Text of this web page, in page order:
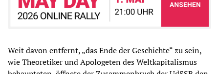
Weit davon entfernt, „das Ende der Geschichte“ zu sein,
wie Theoretiker und Apologeten des Weltkapitalismus